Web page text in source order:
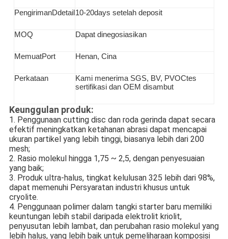
PengirimanDdetail 10-20days setelah deposit
MOQ Dapat dinegosiasikan
MemuatPort Henan, Cina
Perkataan Kami menerima SGS, BV, PVOCtes
sertifikasi dan OEM disambut
Keunggulan produk:
1. Penggunaan cutting disc dan roda gerinda dapat secara
efektif meningkatkan ketahanan abrasi dapat mencapai
ukuran partikel yang lebih tinggi, biasanya lebih dari 200
mesh;
2. Rasio molekul hingga 1,75 ~ 2,5, dengan penyesuaian
yang baik;
3. Produk ultra-halus, tingkat kelulusan 325 lebih dari 98%,
dapat memenuhi Persyaratan industri khusus untuk
cryolite.
4. Penggunaan polimer dalam tangki starter baru memiliki
keuntungan lebih stabil daripada elektrolit kriolit,
penyusutan lebih lambat, dan perubahan rasio molekul yang
lebih halus, yang lebih baik untuk pemeliharaan komposisi